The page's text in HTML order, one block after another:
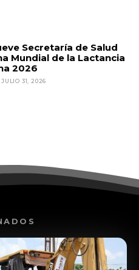
Secretaría de Salud
Mundial de la Lactancia
2026
JULIO 31, 2026